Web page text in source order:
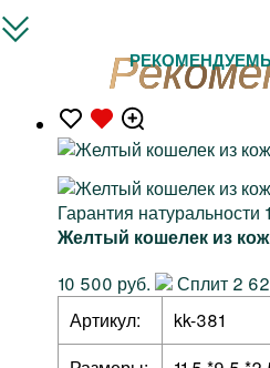
Гарантия натуральности
Желтый кошелек из
10 500 руб.
Сплит 2
Артикул:
kk-381